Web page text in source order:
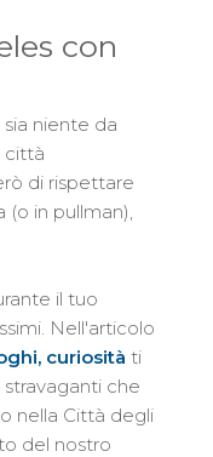
con
niente da
città
di rispettare
(o in pullman),
il tuo
Nell'articolo
curiosità ti
che
nella Città degli
del nostro